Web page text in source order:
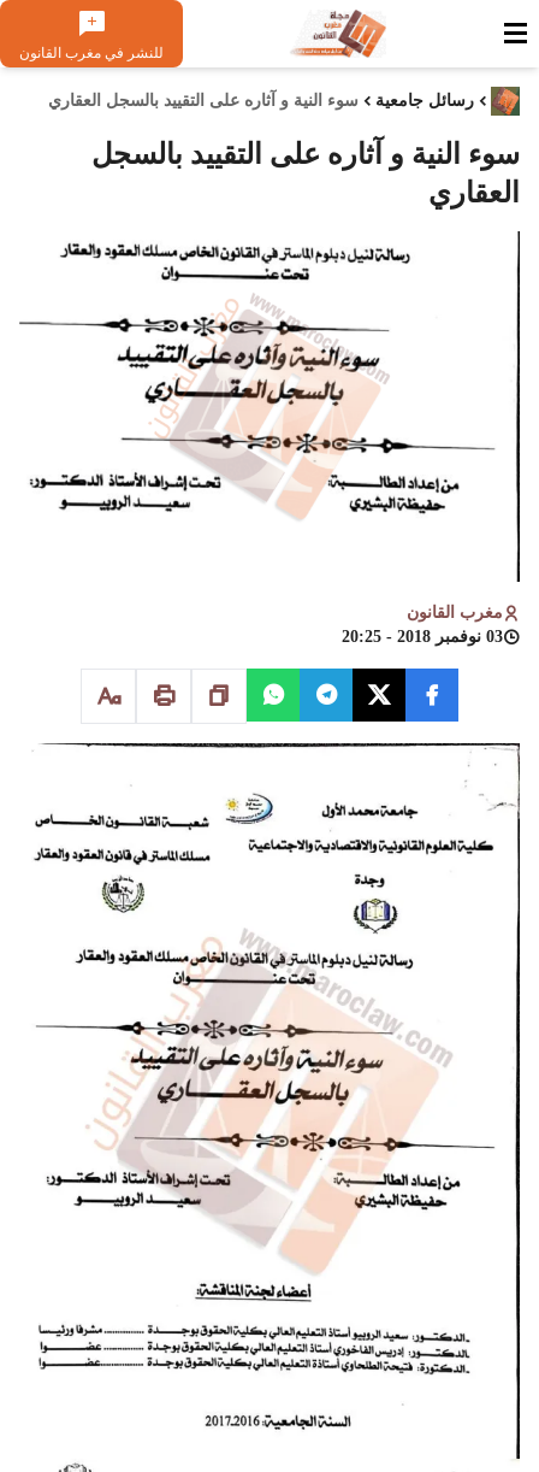
للنشر في مغرب القانون
رسائل جامعية سوء النية و آثاره على التقييد بالسجل العقاري
سوء النية و آثاره على التقييد بالسجل
العقاري
مغرب القانون
03 نوفمبر 2018 - 20:25